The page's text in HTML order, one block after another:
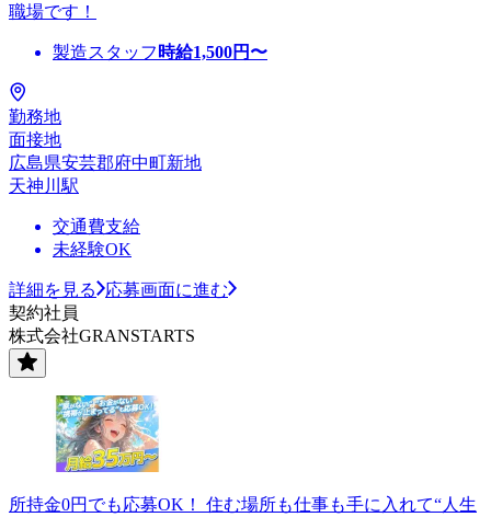
職場です！
製造スタッフ 時給1,500円〜
勤務地
面接地
広島県安芸郡府中町新地
天神川駅
交通費支給
未経験OK
詳細を見る
応募画面に進む
契約社員
株式会社GRANSTARTS
所持金0円でも応募OK！ 住む場所も仕事も手に入れて“人生